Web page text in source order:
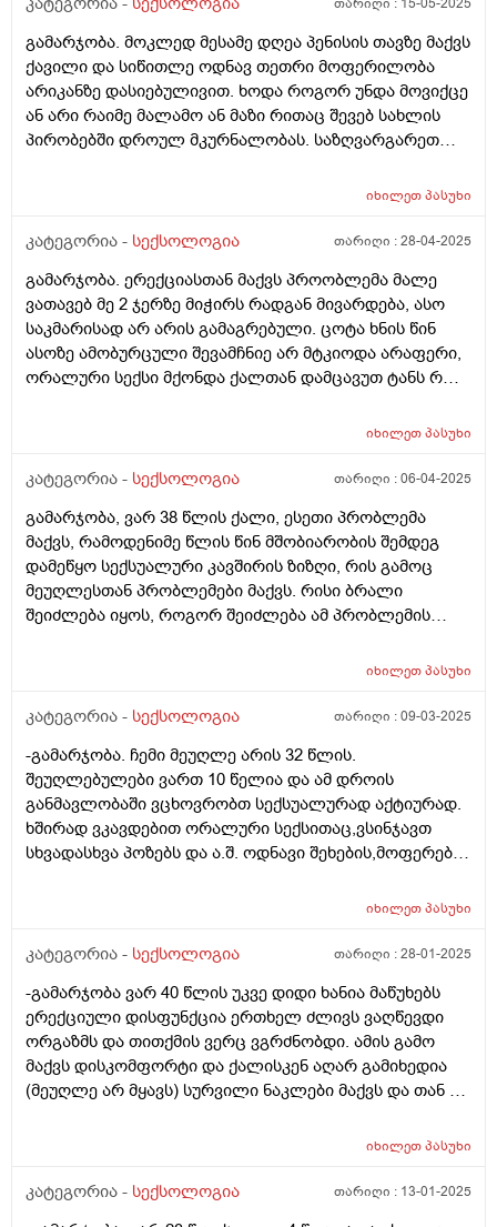
გამარჯობა. მოკლედ მესამე დღეა პენისის თავზე მაქვს
ქავილი და სიწითლე ოდნავ თეთრი მოფერილობა
არიკანზე დასიებულივით. ხოდა როგორ უნდა მოვიქცე
ან არი რაიმე მალამო ან მაზი რითაც შევებ სახლის
პირობებში დროულ მკურნალობას. საზღვარგარეთ
იხილეთპასუხი
კატეგორია - სექსოლოგია თარიღი :28-04-2025
გამარჯობა. ერექციასთან მაქვს პროობლემა მალე
ვათავებ მე 2 ჯერზე მიჭირს რადგან მივარდება, ასო
საკმარისად არ არის გამაგრებული. ცოტა ხნის წინ
ასოზე ამობურცული შევამჩნიე არ მტკიოდა არაფერი,
ორალური სექსი მქონდა ქალთან დამცავუთ ტანს რო
სავარაუდოდ კაპილარები უნდა ბრალი იყო. სპირტს
დ ვიტამინის ნაკლებობა მაქვს ანალიზმა 16 მიჩვენა
წამალს ვსვავ საერთოდ არ ხდება აღზნება ასოსი.
მაინტერესებს ვის მივმართო ბათუმში თუ იცით ვინმე
სპეციალისტი. ვარ 37 წლის.
იხილეთპასუხი
კატეგორია - სექსოლოგია თარიღი :06-04-2025
გამარჯობა, ვარ 38 წლის ქალი, ესეთი პრობლემა
მაქვს, რამოდენიმე წლის წინ მშობიარობის შემდეგ
დამეწყო სექსუალური კავშირის ზიზღი, რის გამოც
მეუღლესთან პრობლემები მაქვს. რისი ბრალი
შეიძლება იყოს, როგორ შეიძლება ამ პრობლემის
პროფილის ექიმს მივმართო ამ პრობლემასთან
იხილეთპასუხი
კატეგორია - სექსოლოგია თარიღი :09-03-2025
-გამარჯობა. ჩემი მეუღლე არის 32 წლის.
შეუღლებულები ვართ 10 წელია და ამ დროის
განმავლობაში ვცხოვრობთ სექსუალურად აქტიურად.
ხშირად ვკავდებით ორალური სექსითაც,ვსინჯავთ
სხვადასხვა პოზებს და ა.შ. ოდნავი შეხების,მოფერების
სასქესო ორგანო. რამდენიმე დღეა ატყობს რომ
და მალევე მჩვარდება. გათავება არ უჭირს,განიცდის
გამაგრებული არ აქვს. შეიძლება თუ არა ეს იყოს იმის
მიზეზი, რომ წინა სამი კვირის განმავლობაში,ორჯერ
იწვა კლინიკაში და გაიკეთა ენდოსკოპიური და
წვრილი ნაწლავის გამოკვლევები. პირველად სრული
დაძინებით,მეორედ ნარკოზით,ვენაში შეუყვანეს
გაიკეთა მსგავსი კვლევები,კოლონოსკოპია და
ფარული სისხლდენის გამო ჰქონდა 8.5ზე დაწეული. ეს
ყველაფერი შეიძლება უკავშირდებოდეს ამ
იხილეთპასუხი
კატეგორია - სექსოლოგია თარიღი :28-01-2025
-გამარჯობა ვარ 40 წლის უკვე დიდი ხანია მაწუხებს
ერექციული დისფუნქცია ერთხელ ძლივს ვაღწევდი
ორგაზმს და თითქმის ვერც ვგრძნობდი. ამის გამო
მაქვს დისკომფორტი და ქალისკენ აღარ გამიხედია
(მეუღლე არ მყავს) სურვილი ნაკლები მაქვს და თან არ
გამომიწერა ადორა. არც ეგ დამილევია არ ვიცი
ეგეთია დროებითი, თუ კურნავს კურნავს? ისიც არ ვიცი
იხილეთპასუხი
კატეგორია - სექსოლოგია თარიღი : 13-01-2025